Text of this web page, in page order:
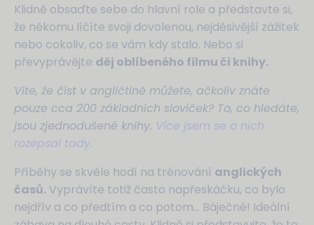
Klidně obsaďte sebe do hlavní role a představte si,
že někomu líčíte svoji dovolenou, nejděsivější zážitek
nebo cokoliv, co se vám kdy stalo. Nebo si
převyprávějte děj oblíbeného filmu či knihy.
Víte, že číst v angličtině můžete, ačkoliv znáte
pouze cca 200 základních slovíček? To, co hledáte,
jsou zjednodušené knihy. Více jsem se o nich
rozepsal tady.
Příběhy se skvěle hodí na trénování anglických
časů. Vyprávíte totiž často napřeskáčku, co bylo
nejdřív a co předtím a co potom… Báječné! Ideální